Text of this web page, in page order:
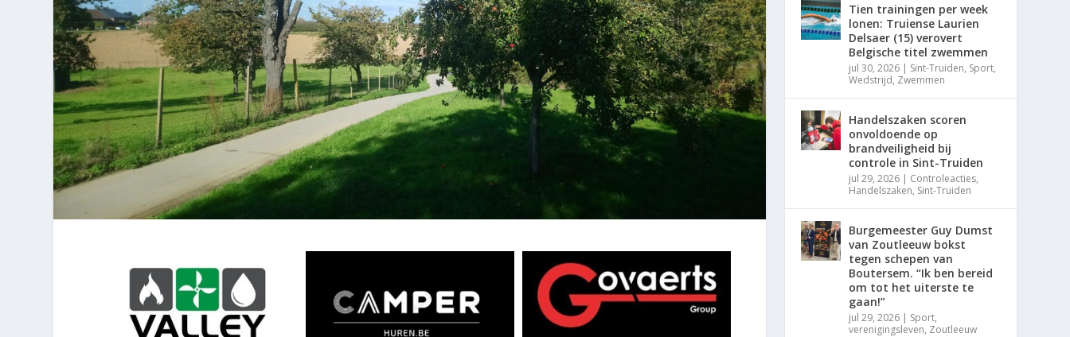
Tien trainingen per week
lonen: Truiense Laurien
Delsaer (15) verovert
Belgische titel zwemmen
jul 30, 2026 | Sint-Truiden, Sport,
Wedstrijd, Zwemmen
Handelszaken scoren
onvoldoende op
brandveiligheid bij
controle in Sint-Truiden
jul 29, 2026 | Controleacties,
Handelszaken, Sint-Truiden
Burgemeester Guy Dumst
van Zoutleeuw bokst
tegen schepen van
Boutersem. “Ik ben bereid
om tot het uiterste te
gaan!”
jul 29, 2026 | Sport,
verenigingsleven, Zoutleeuw